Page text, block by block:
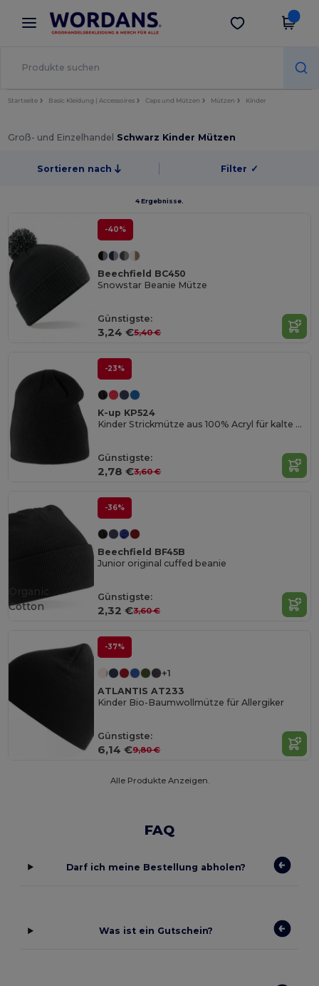
× Wordans App
Bessere Preise in der App!
App holen
Startseite Basic Kleidung | Accessoires Caps und Mützen Mützen Kinder
Groß- und Einzelhandel Schwarz Kinder Mützen
Sortieren nach Filter ✓
4 Ergebnisse.
-40%
Beechfield BC450
Snowstar Beanie Mütze
Günstigste:
3,24 €5,40 €
-23%
K-up KP524
Kinder Strickmütze aus 100% Acryl für kalte Tage
Günstigste:
2,78 €3,60 €
-36%
Beechfield BF45B
Junior original cuffed beanie
Günstigste:
2,32 €3,60 €
Organic
Cotton
-37%
+1
ATLANTIS AT233
Kinder Bio-Baumwollmütze für Allergiker
Günstigste:
6,14 €9,80 €
Alle Produkte Anzeigen.
FAQ
Darf ich meine Bestellung abholen?
Was ist ein Gutschein?